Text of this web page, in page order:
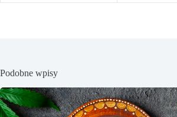
Podobne wpisy